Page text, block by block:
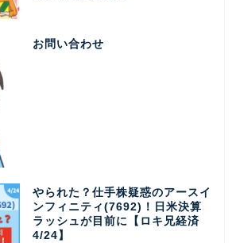
お問い合わせ
やられた？仕手株疑惑のアースイ
ンフィニティ(7692)！日米決算
ラッシュが目前に【ロキ兄経済
4/24】